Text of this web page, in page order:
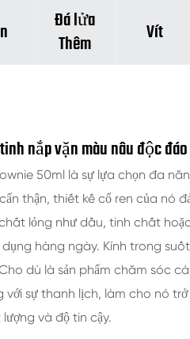
Đá lửa
Thêm
Vít
nắp vặn màu nâu độc
50ml là sự lựa chọn đa
thận, thiết kế cổ ren của
lỏng như dầu, tinh chất
hàng ngày. Kính trong
dù là sản phẩm chăm sóc
với sự thanh lịch, làm cho nó
và độ tin cậy.